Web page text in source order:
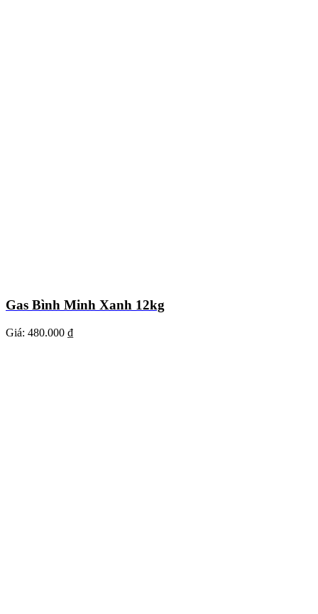
Gas Bình Minh Xanh 12kg
Giá: 480.000 ₫